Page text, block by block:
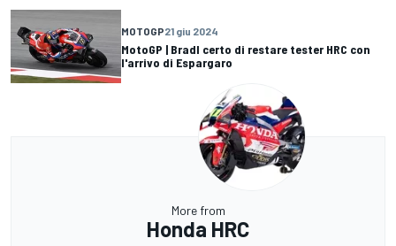
MOTOGP21 giu 2024
MotoGP | Bradl certo di restare tester HRC con
l'arrivo di Espargaro
More from
Honda HRC